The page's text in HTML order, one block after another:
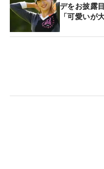
デをお披露
「可愛いが